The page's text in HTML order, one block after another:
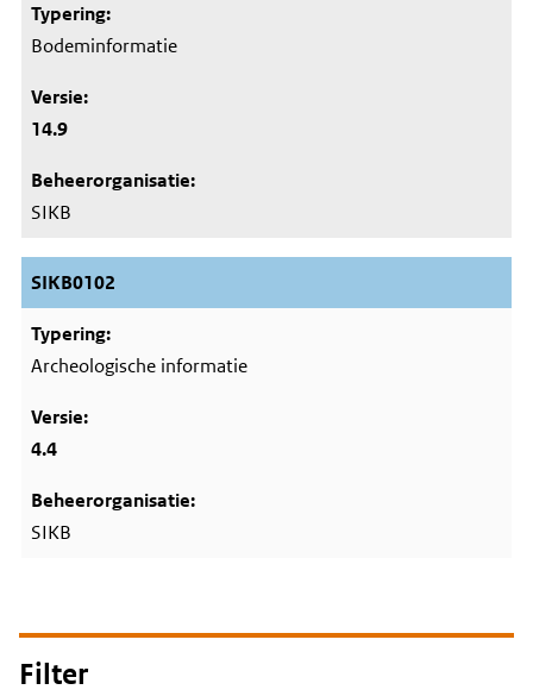
Bodeminformatie
14.9
SIKB
SIKB0102
Archeologische informatie
4.4
SIKB
Filter